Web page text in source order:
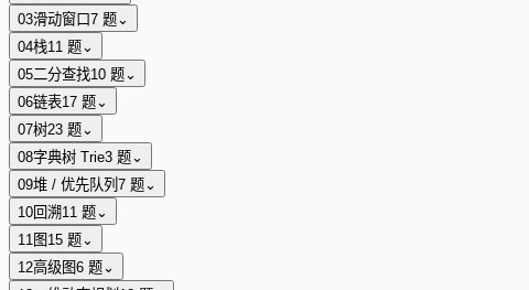
03滑动窗口7 题 ⌄
04栈11 题 ⌄
05二分查找10 题 ⌄
06链表17 题 ⌄
07树23 题 ⌄
08字典树 Trie3 题 ⌄
09堆 / 优先队列 7 题 ⌄
10 回溯11 题 ⌄
11 图 15 题 ⌄
12高级图6 题 ⌄